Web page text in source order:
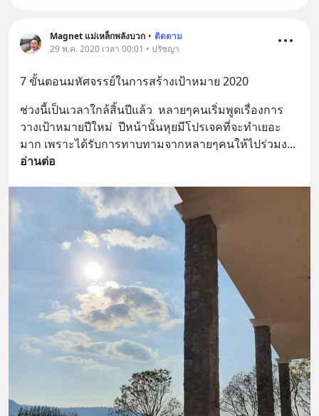
Magnet แม่เหล็กพลังบวก • ติดตาม
29 พ.ค. 2020 เวลา 00:01 • ปรัชญา
7 ขั้นตอนมหัศจรรย์ในการสร้างเป้าหมาย 2020
ช่วงนี้เป็นเวลาใกล้สิ้นปีแล้ว  หลายๆคนเริ่มพูดเรื่องการ
วางเป้าหมายปีใหม่  ปีหน้านั้นหุยมีโปรเจคที่จะทำเยอะ
มาก เพราะได้รับการทาบทามจากหลายๆคนให้ไปร่วมง
อ่านต่อ